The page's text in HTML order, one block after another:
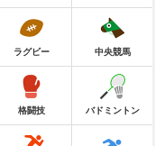
ラグビー 中央競馬
格闘技 バドミントン